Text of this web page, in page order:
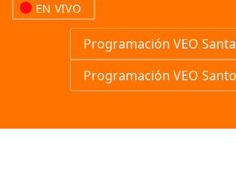
EN VIVO
Programación VEO
Programación VEO